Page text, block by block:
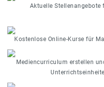
Aktuelle Stellenangebote
Kostenlose Online-Kurse für
Mediencurriculum erstellen